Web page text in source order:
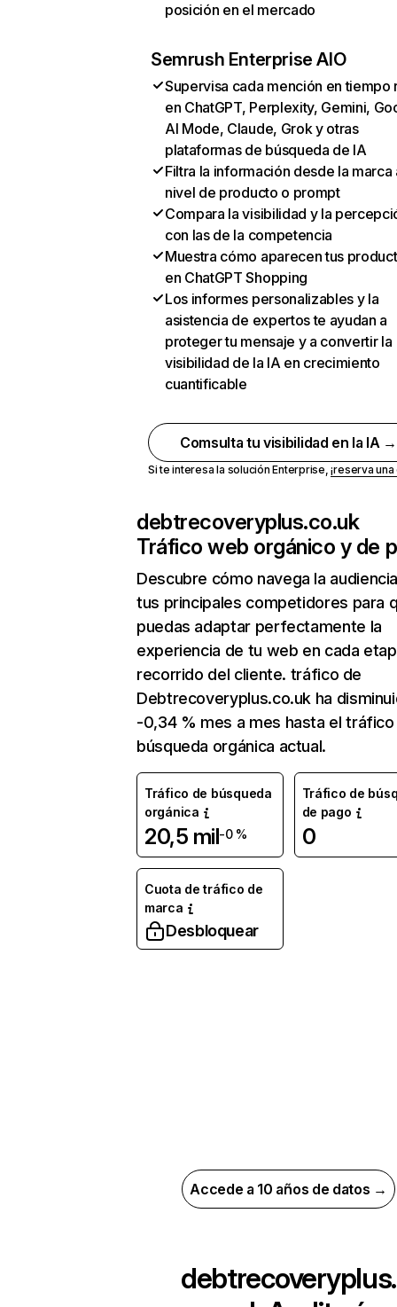
posición en el mercado
Semrush Enterprise AIO
Supervisa cada mención en tiempo
en ChatGPT, Perplexity, Gemini,
AI Mode, Claude, Grok y otras
plataformas de búsqueda de IA
Filtra la información desde la marca
nivel de producto o prompt
Compara la visibilidad y la
con las de la competencia
Muestra cómo aparecen tus
en ChatGPT Shopping
Los informes personalizables y la
asistencia de expertos te ayudan a
proteger tu mensaje y a convertir la
visibilidad de la IA en crecimiento
cuantificable
Comsulta tu visibilidad en la IA →
Si te interesa la solución Enterprise,¡reserva
debtrecoveryplus.co.uk
Tráfico web orgánico y de
Descubre cómo navega la
tus principales competidores para
puedas adaptar perfectamente la
experiencia de tu web en cada
recorrido del cliente. tráfico de
Debtrecoveryplus.co.uk ha
-0,34 % mes a mes hasta el
búsqueda orgánica actual.
Tráfico de búsqueda
orgánica
20,5 mil-0 %
Tráfico de
de pago
0
Cuota de tráfico de
marca
Desbloquear
Accede a 10 años de datos →
debtrecoveryplus.